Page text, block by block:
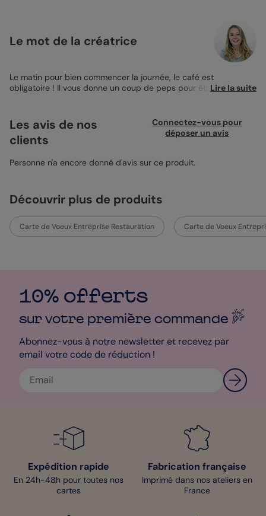
Le mot de la créatrice
Le matin pour bien commencer la journée, le café est
obligatoire ! Il vous donne un coup de peps pour être efficace
tous ceux qui travaillent étroitement pour la réussite de votre
entreprise mais aussi pour son bon fonctionnement, vous
choisissez la Carte Voeux Entreprise Année Pleine d'Énergie. Un
lignes pour leur souhaiter une bonne année et d’excellentes
vos cartes fera des heureux ! Petit conseil ? Le papier création
avec l’enveloppe Ivoire se marient parfaitement avec cette jolie
carte de voeux.
Mélanie - Pop Desginer.
Lire la suite
Les avis de nos
clients
Connectez-vous pour
déposer un avis
Personne n'a encore donné d'avis sur ce produit.
Découvrir plus de produits
Carte de Voeux Entreprise Restauration Carte de Voeux
10% offerts
sur votre première commande
Abonnez-vous à notre newsletter et recevez par
email votre code de réduction !
Expédition rapide
En 24h-48h pour toutes nos
cartes
Fabrication française
Imprimé dans nos ateliers en
France